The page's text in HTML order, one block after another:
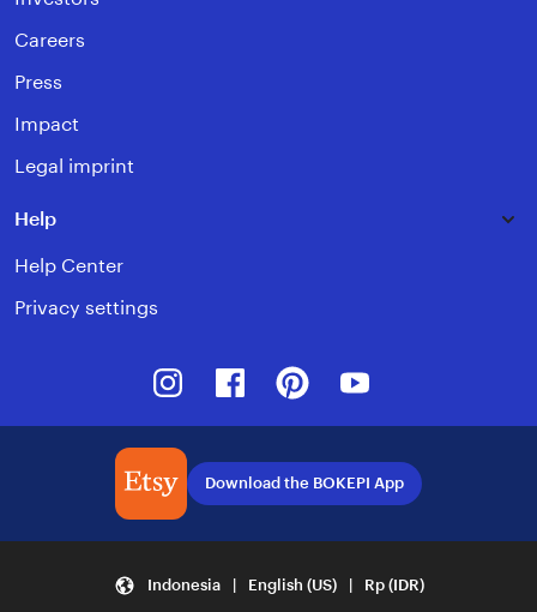
Careers
Press
Impact
Legal imprint
Help
Help Center
Privacy settings
InstagramFacebookPinterest
Download the BOKEPI App
Indonesia | English (US) | Rp (IDR)